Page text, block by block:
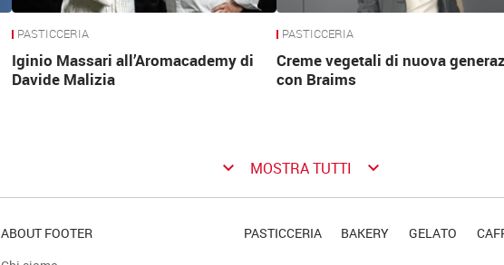
PASTICCERIA
Iginio Massari all’Aromacademy di
Davide Malizia
PASTICCERIA
Creme vegetali di nuova
con Braims
keyboard_arrow_down MOSTRA TUTTI keyboard_arrow_down
ABOUT FOOTER
PASTICCERIA BAKERY GELATO